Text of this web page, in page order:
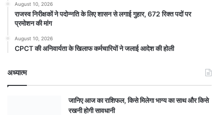
August 10, 2026
राजस्व निरीक्षकों ने पदोन्नति के लिए शासन से लगाई गुहार, 672 रिक्त पदों पर
प्रमोशन की मांग
August 10, 2026
CPCT की अनिवार्यता के खिलाफ कर्मचारियों ने जलाई आदेश की होली
अध्यात्म
जानिए आज का राशिफल, किसे मिलेगा भाग्य का साथ और किसे
रखनी होगी सावधानी